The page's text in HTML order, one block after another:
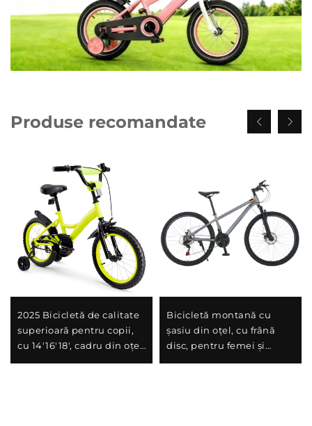
Produse recomandate
2025 Bicicletă de calitate
superioară pentru copii,
cu 14'16'18', cadru din oțel,
Bicicletă montană cu
șasiu din oțel, cu frână
disc, pentru femei și